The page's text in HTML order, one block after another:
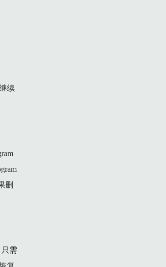
续
删
需